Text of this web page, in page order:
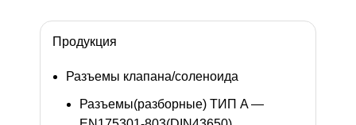
Продукция
Разъемы клапана/соленоида
Разъемы(разборные) ТИП A —